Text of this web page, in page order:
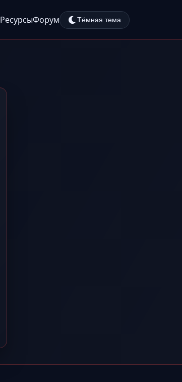
РесурсыФорум Тёмная тема